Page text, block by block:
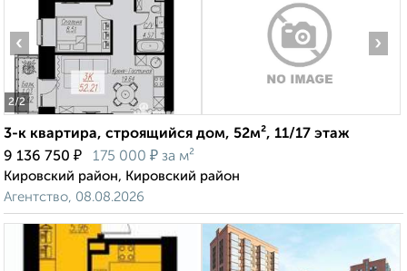
2/2
‹ ›
3-к квартира, строящийся дом, 52м², 11/17 этаж
9 136 750 ₽ 175 000 ₽ за м²
Кировский район, Кировский район
Агентство, 08.08.2026